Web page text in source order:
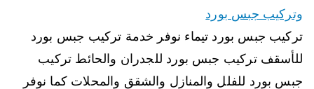
وتركيب جبس بورد
تركيب جبس بورد تيماء نوفر خدمة تركيب جبس بورد
للأسقف تركيب جبس بورد للجدران والحائط تركيب
جبس بورد للفلل والمنازل والشقق والمحلات كما نوفر